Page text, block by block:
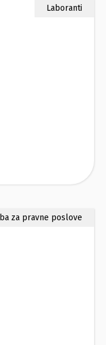
Laboranti
za pravne poslove